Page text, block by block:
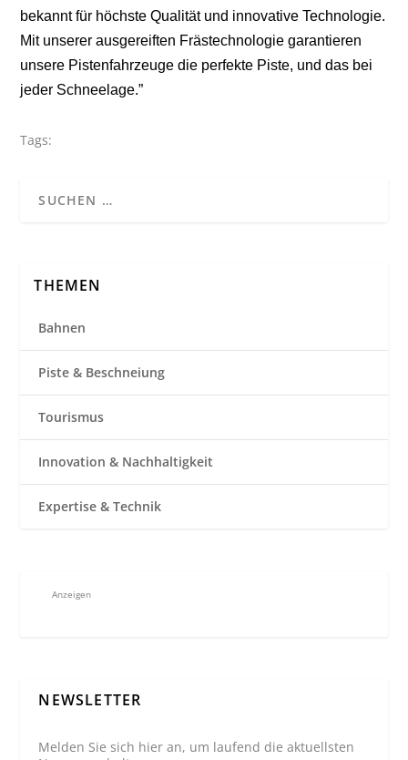
bekannt für höchste Qualität und innovative Technologie.
Mit unserer ausgereiften Frästechnologie garantieren
unsere Pistenfahrzeuge die perfekte Piste, und das bei
jeder Schneelage.”
Tags:
THEMEN
Bahnen
Piste & Beschneiung
Tourismus
Innovation & Nachhaltigkeit
Expertise & Technik
Anzeigen
NEWSLETTER
Melden Sie sich hier an, um laufend die aktuellsten